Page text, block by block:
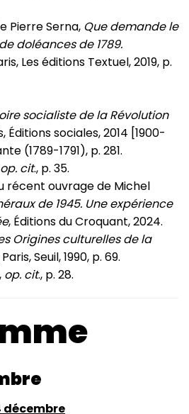
Pierre Serna, Que demande le
doléances de 1789.
Les éditions Textuel, 2019, p.
socialiste de la Révolution
Éditions sociales, 2014 [1900-
(1789-1791), p. 281.
op. cit., p. 35.
récent ouvrage de Michel
de 1945. Une expérience
, Éditions du Croquant, 2024.
Origines culturelles de la
Paris, Seuil, 1990, p. 69.
op. cit., p. 28.
décembre